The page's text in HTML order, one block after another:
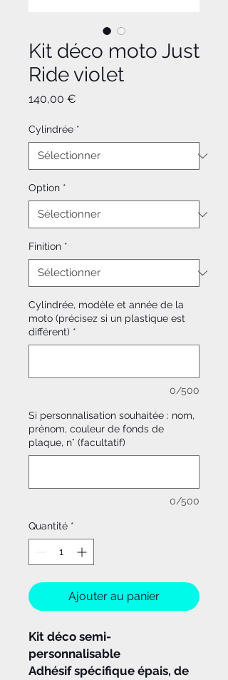
Kit déco moto Just
Ride violet
140,00 €
Cylindrée *
Option *
Finition *
Cylindrée, modèle et année de la
moto (précisez si un plastique est
différent) *
0/500
Si personnalisation souhaitée : nom,
prénom, couleur de fonds de
plaque, n° (facultatif)
0/500
Quantité *
Ajouter au panier
Kit déco semi-
personnalisable
Adhésif spécifique épais, de